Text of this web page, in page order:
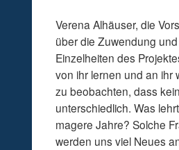
Verena Alhäuser, die
über die Zuwendung
Einzelheiten des
von ihr lernen und an ihr
zu beobachten, dass
unterschiedlich. Was
magere Jahre? Solche
werden uns viel Neues